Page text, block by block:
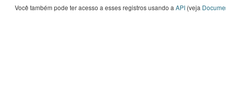
Você também pode ter acesso a esses registros usando a API (veja